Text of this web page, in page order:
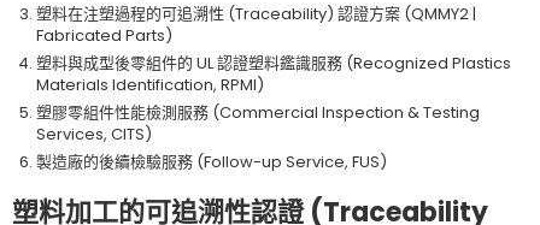
塑料在注塑過程的可追溯性 (Traceability) 認證方案 (QMMY2 |
Fabricated Parts)
塑料與成型後零組件的 UL 認證塑料鑑識服務 (Recognized Plastics
Materials Identification, RPMI)
塑膠零組件性能檢測服務 (Commercial Inspection & Testing
Services, CITS)
製造廠的後續檢驗服務 (Follow-up Service, FUS)
塑料加工的可追溯性認證 (Traceability